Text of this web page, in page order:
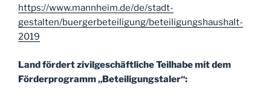
https://www.mannheim.de/de/stadt-
gestalten/buergerbeteiligung/beteiligungshaushalt-
2019
Land fördert zivilgeschäftliche Teilhabe mit dem
Förderprogramm „Beteiligungstaler“: